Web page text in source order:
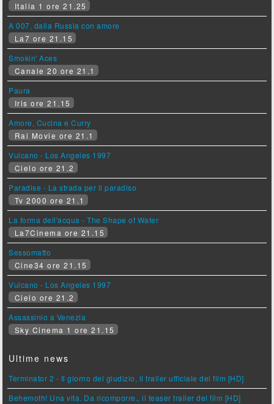
Italia 1 ore 21.25
A 007, dalla Russia con amore
La7 ore 21.15
Smokin' Aces
Canale 20 ore 21.1
Paura
Iris ore 21.15
Amore, Cucina e Curry
Rai Movie ore 21.1
Vulcano - Los Angeles 1997
Cielo ore 21.2
Paradise - La strada per il paradiso
Tv 2000 ore 21.1
La forma dell'acqua - The Shape of Water
La7Cinema ore 21.15
Sessomatto
Cine34 ore 21.15
Vulcano - Los Angeles 1997
Cielo ore 21.2
Assassinio a Venezia
Sky Cinema 1 ore 21.15
Ultime news
Terminator 2 - Il giorno del giudizio, il trailer ufficiale del film [HD]
Behemoth! Una vita. Da ricomporre., il teaser trailer del film [HD]